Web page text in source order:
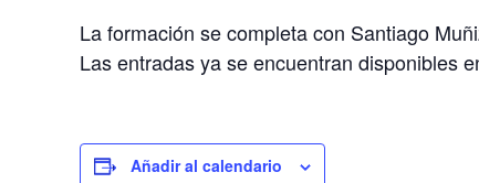
La formación se completa con Santiago
Las entradas ya se encuentran disponibles
Añadir al calendario